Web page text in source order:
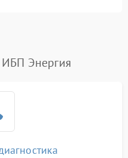
Энергия